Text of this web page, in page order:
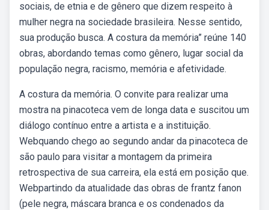
sociais, de etnia e de gênero que dizem respeito à
mulher negra na sociedade brasileira. Nesse sentido,
sua produção busca. A costura da memória” reúne 140
obras, abordando temas como gênero, lugar social da
população negra, racismo, memória e afetividade.
A costura da memória. O convite para realizar uma
mostra na pinacoteca vem de longa data e suscitou um
diálogo contínuo entre a artista e a instituição.
Webquando chego ao segundo andar da pinacoteca de
são paulo para visitar a montagem da primeira
retrospectiva de sua carreira, ela está em posição que.
Webpartindo da atualidade das obras de frantz fanon
(pele negra, máscara branca e os condenados da